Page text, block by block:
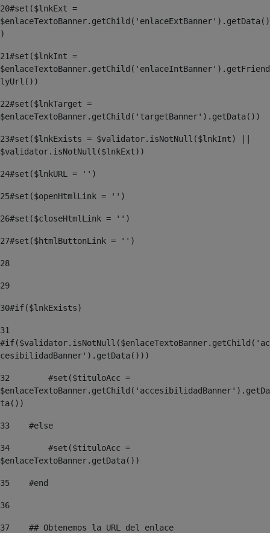
20#set($lnkExt =
$enlaceTextoBanner.getChild('enlaceExtBanner').getData()
)
21#set($lnkInt =
$enlaceTextoBanner.getChild('enlaceIntBanner').getFriend
lyUrl())
22#set($lnkTarget =
$enlaceTextoBanner.getChild('targetBanner').getData())
23#set($lnkExists = $validator.isNotNull($lnkInt) ||
$validator.isNotNull($lnkExt))
24#set($lnkURL = '')
25#set($openHtmlLink = '')
26#set($closeHtmlLink = '')
27#set($htmlButtonLink = '')
28
29
30#if($lnkExists)
31
#if($validator.isNotNull($enlaceTextoBanner.getChild('ac
cesibilidadBanner').getData()))
32
        #set($tituloAcc =
$enlaceTextoBanner.getChild('accesibilidadBanner').getDa
ta())
33
    #else
34
        #set($tituloAcc =
$enlaceTextoBanner.getData())
35
    #end
36
37
    ## Obtenemos la URL del enlace